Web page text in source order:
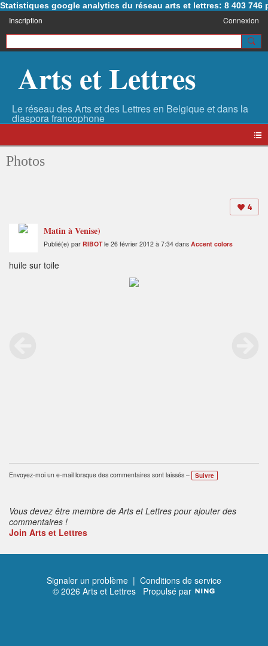
Statistiques google analytics du réseau arts et lettres: 8 403 746
Inscription Connexion
Arts et Lettres
Photos
4
Matin à Venise)
Publié(e) par RIBOTle 26 février 2012 à 7:34 dans Accent colors
huile sur toile
Envoyez-moi un e-mail lorsque des commentaires sont laissés – Suivre
Vous devez être membre de Arts et Lettres pour ajouter des
commentaires !
Join Arts et Lettres
Signaler un problème | Conditions de service
© 2026 Arts et Lettres Propulsé par